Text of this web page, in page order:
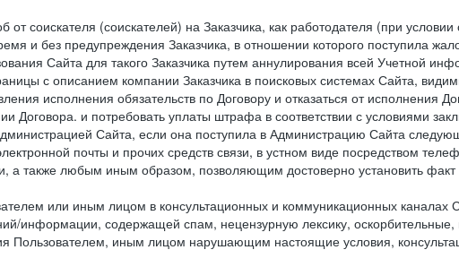
соискателя (соискателей) на Заказчика, как работодателя (при условии
и без предупреждения Заказчика, в отношении которого поступила
Сайта для такого Заказчика путем аннулирования всей Учетной
с описанием компании Заказчика в поисковых системах Сайта,
исполнения обязательств по Договору и отказаться от исполнения
Договора. и потребовать уплаты штрафа в соответствии с условиями
Сайта, если она поступила в Администрацию Сайта
почты и прочих средств связи, в устном виде посредством
а также любым иным образом, позволяющим достоверно установить
или иным лицом в консультационных и коммуникационных каналах
информации, содержащей спам, нецензурную лексику,
Пользователем, иным лицом нарушающим настоящие условия,